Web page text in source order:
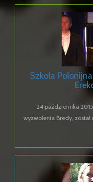
Szkoła
24 października
wyzwolenia Bredy,